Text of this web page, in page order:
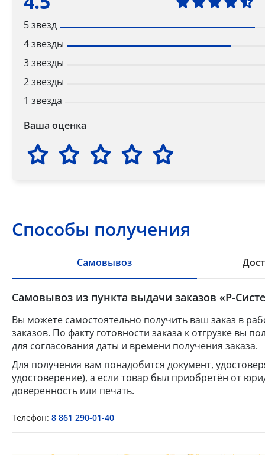
5 звезд
4 звезды
3 звезды
2 звезды
1 звезда
Ваша оценка
Способы получения
Самовывоз
Самовывоз из пункта выдачи заказов «Р-
Вы можете самостоятельно получить ваш заказ в
заказов. По факту готовности заказа к отгрузке вы
для согласования даты и времени получения заказа.
Для получения вам понадобится документ,
удостоверение), а если товар был приобретён от
доверенность или печать.
Телефон: 8 861 290-01-40